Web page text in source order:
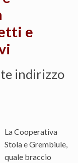
e
indirizzo
La Cooperativa
Stola e Grembiule,
quale braccio